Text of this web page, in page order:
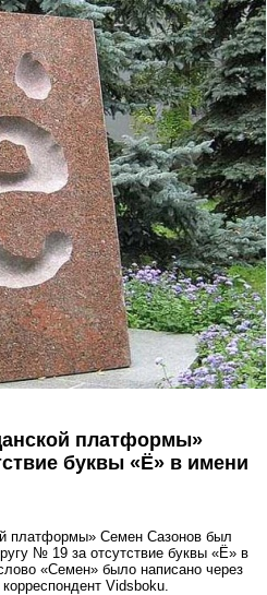
платформы»
буквы «Ё» в имени
платформы» Семен Сазонов был
№ 19 за отсутствие буквы «Ё» в
«Семен» было написано через
Vidsboku.